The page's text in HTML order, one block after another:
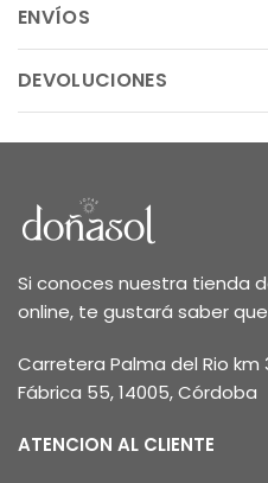
ENVÍOS
DEVOLUCIONES
Si conoces nuestra tienda
online, te gustará saber
Carretera Palma del Rio km
Fábrica 55, 14005, Córdoba
ATENCION AL CLIENTE